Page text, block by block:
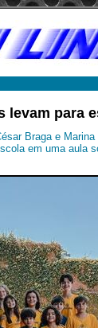
para
Braga e
em uma aula